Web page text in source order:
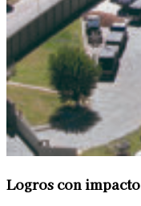
Logros con impacto